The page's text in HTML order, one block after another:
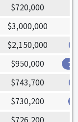
$720,000
$3,000,000
$2,150,000
$950,000 ブ
$743,700
$730,200
$726,200